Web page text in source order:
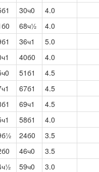
30ч0 4.0
68ч½ 4.0
36ч1 5.0
40б0 4.0
51б1 4.5
67б1 4.5
69ч1 4.5
58б1 4.0
24б0 3.5
46ч0 3.5
59ч0 3.0